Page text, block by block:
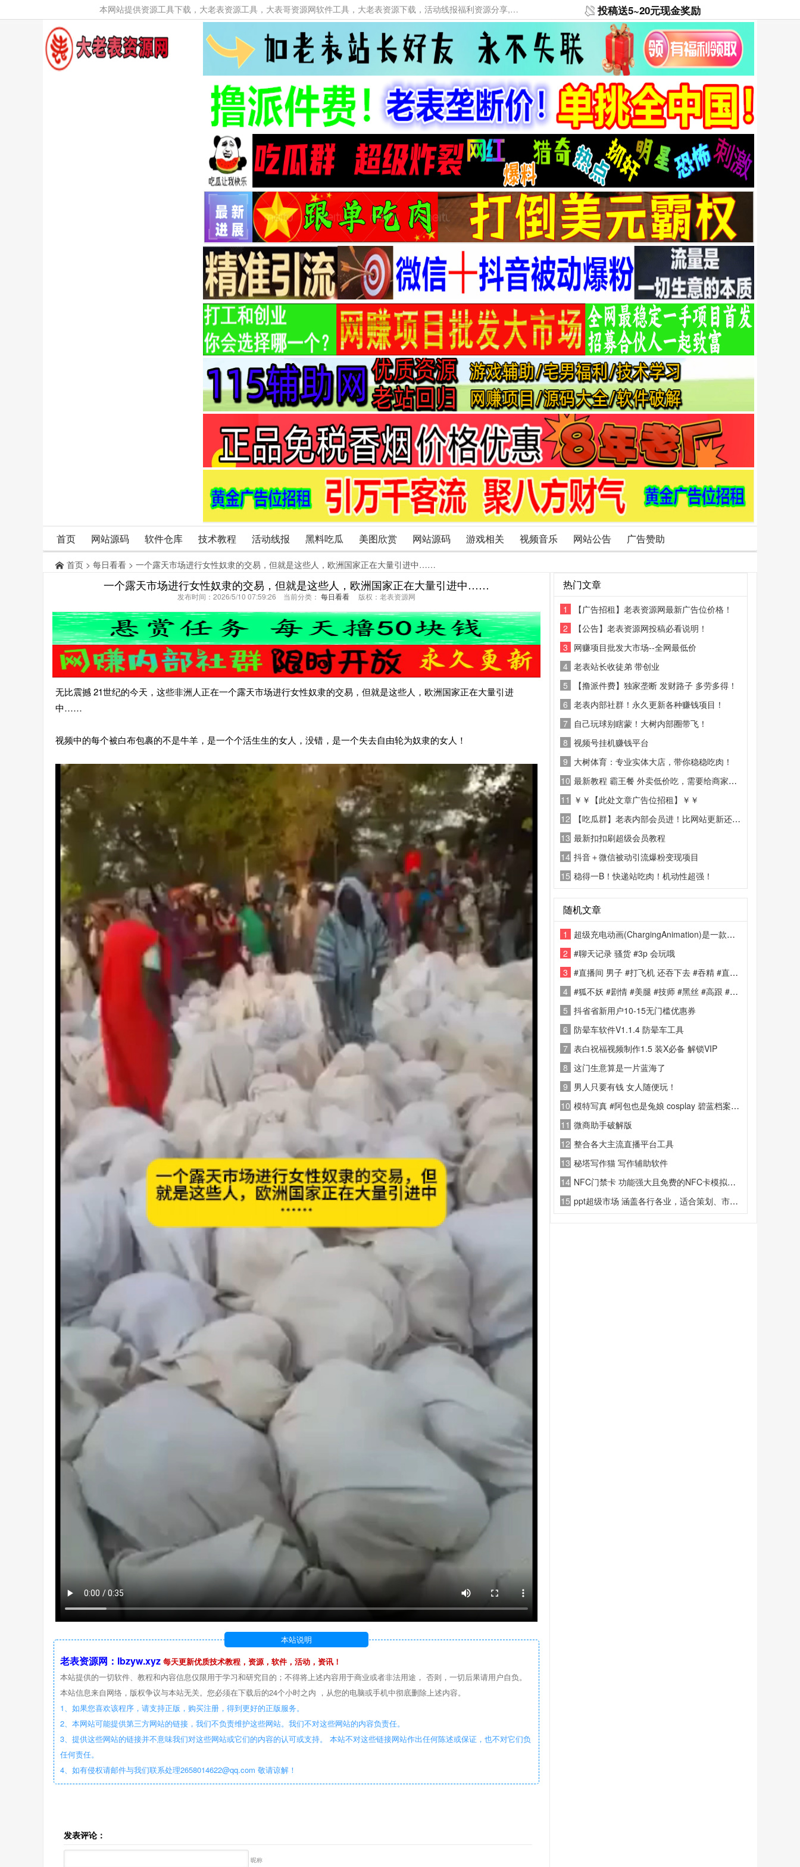
本网站提供资源工具下载，大老表资源工具，大表哥资源网软件工具，大老表资源下载，活动线报福利资源分享,活动线报，大型网游经典游戏，网络热门技术游戏辅助交流与分享。 投稿送5~20元现金奖励
首页 网站源码 软件仓库 技术教程 活动线报 黑料吃瓜 美图欣赏 网站源码 游戏相关 视频音乐 网站公告 广告赞助
首页 > 每日看看 > 一个露天市场进行女性奴隶的交易，但就是这些人，欧洲国家正在大量引进中……
一个露天市场进行女性奴隶的交易，但就是这些人，欧洲国家正在大量引进中……
发布时间：2026/5/10 07:59:26 当前分类： 每日看看 版权：老表资源网
无比震撼 21世纪的今天，这些非洲人正在一个露天市场进行女性奴隶的交易，但就是这些人，欧洲国家正在大量引进
中……
视频中的每个被白布包裹的不是牛羊，是一个个活生生的女人，没错，是一个失去自由轮为奴隶的女人！
本站说明
老表资源网：lbzyw.xyz 每天更新优质技术教程，资源，软件，活动，资讯！
本站提供的一切软件、教程和内容信息仅限用于学习和研究目的；不得将上述内容用于商业或者非法用途， 否则，一切后果请用户自负。
本站信息来自网络，版权争议与本站无关。您必须在下载后的24个小时之内 ，从您的电脑或手机中彻底删除上述内容。
1、如果您喜欢该程序，请支持正版，购买注册，得到更好的正版服务。
2、本网站可能提供第三方网站的链接，我们不负责维护这些网站。我们不对这些网站的内容负责任。
3、提供这些网站的链接并不意味我们对这些网站或它们的内容的认可或支持。 本站不对这些链接网站作出任何陈述或保证，也不对它们负
任何责任。
4、如有侵权请邮件与我们联系处理2658014622@qq.com 敬请谅解！
发表评论：
昵称
热门文章
1
【广告招租】老表资源网最新广告位价格！
2
【公告】老表资源网投稿必看说明！
3 网赚项目批发大市场--全网最低价
4 老表站长收徒弟 带创业
5
【撸派件费】独家垄断 发财路子 多劳多得！
6 老表内部社群！永久更新各种赚钱项目！
7 自己玩球别瞎蒙！大树内部圈带飞！
8 视频号挂机赚钱平台
9 大树体育：专业实体大店，带你稳稳吃肉！
10 最新教程 霸王餐 外卖低价吃，需要给商家好评
11 ￥￥【此处文章广告位招租】￥￥
12
【吃瓜群】老表内部会员进！比网站更新还精彩！
13 最新扣扣刷超级会员教程
14 抖音＋微信被动引流爆粉变现项目
15 稳得一B！快递站吃肉！机动性超强！
随机文章
1
超级充电动画(ChargingAnimation)是一款非常酷炫的充电美化软件
2 #聊天记录 骚货 #3p 会玩哦
3 #直播间 男子 #打飞机 还吞下去 #吞精 #直播 #抽象
4 #狐不妖 #剧情 #美腿 #技师 #黑丝 #高跟 #骑乘
5 抖省省新用户10-15无门槛优惠券
6 防晕车软件V1.1.4 防晕车工具
7 表白祝福视频制作1.5 装X必备 解锁VIP
8 这门生意算是一片蓝海了
9 男人只要有钱 女人随便玩！
10 模特写真 #阿包也是兔娘 cosplay 碧蓝档案 狐坂若藻 泳装
11 微商助手破解版
12 整合各大主流直播平台工具
13 秘塔写作猫 写作辅助软件
14 NFC门禁卡 功能强大且免费的NFC卡模拟器，可模拟各类门禁卡
15 ppt超级市场 涵盖各行各业，适合策划、市场、企宣、教师等各岗位人才使用。